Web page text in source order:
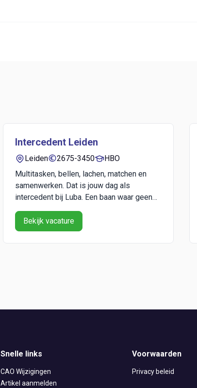
Intercedent Leiden
Leiden 2675-3450
HBO
Multitasken, bellen, lachen, matchen en
samenwerken. Dat is jouw dag als
intercedent bij Luba. Een baan waar geen
dag hetzelfde is. Over het werk De functie
van intercedent is een ideale
startersfunctie. In het LubaSHIP, ons
traineeship voor intercedenten, leer je veel
Bekijk vacature
Snelle links
CAO Wijzigingen
Artikel aanmelden
Voorwaarden
Privacy beleid